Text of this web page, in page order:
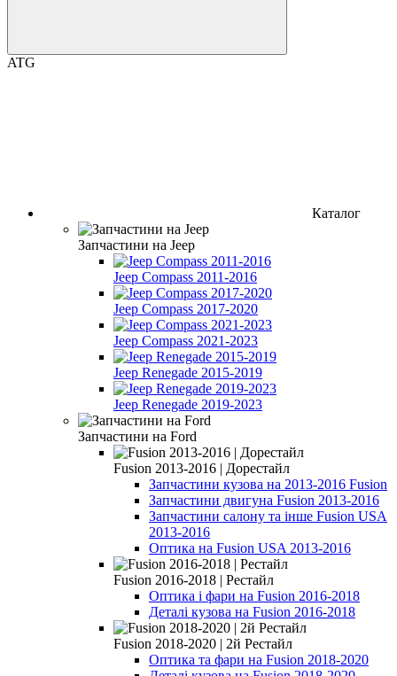
ATG
Каталог
Запчастини на Jeep
Jeep Compass 2011-2016
Jeep Compass 2017-2020
Jeep Compass 2021-2023
Jeep Renegade 2015-2019
Jeep Renegade 2019-2023
Запчастини на Ford
Fusion 2013-2016 | Дорестайл
Запчастини кузова на 2013-2016 Fusion
Запчастини двигуна Fusion 2013-2016
Запчастини салону та інше Fusion USA
2013-2016
Оптика на Fusion USA 2013-2016
Fusion 2016-2018 | Рестайл
Оптика і фари на Fusion 2016-2018
Деталі кузова на Fusion 2016-2018
Fusion 2018-2020 | 2й Рестайл
Оптика та фари на Fusion 2018-2020